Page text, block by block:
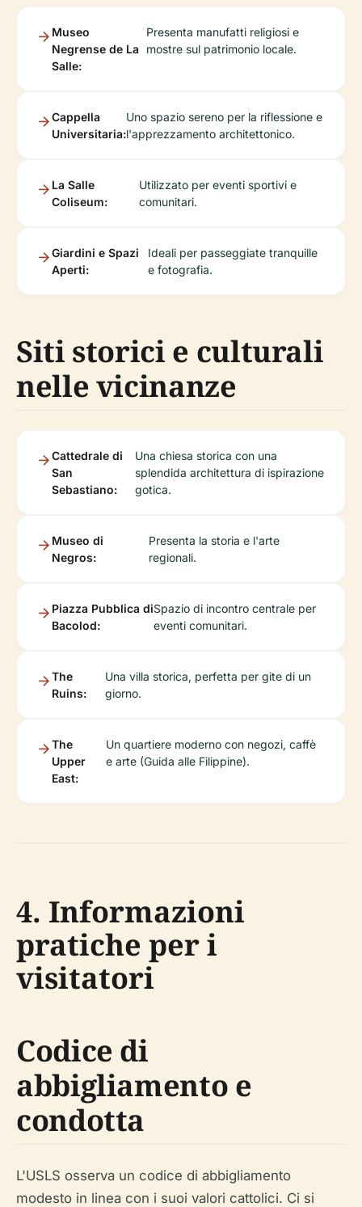
Museo
Negrense de La
Salle:
Presenta manufatti religiosi e
mostre sul patrimonio locale.
Cappella
Universitaria:
Uno spazio sereno per la riflessione e
l'apprezzamento architettonico.
La Salle
Coliseum:
Utilizzato per eventi sportivi e
comunitari.
Giardini e Spazi
Aperti:
Ideali per passeggiate tranquille
e fotografia.
Siti storici e culturali
nelle vicinanze
Cattedrale di
San
Sebastiano:
Una chiesa storica con una
splendida architettura di ispirazione
gotica.
Museo di
Negros:
Presenta la storia e l'arte
regionali.
Piazza Pubblica di
Bacolod:
Spazio di incontro centrale per
eventi comunitari.
The
Ruins:
Una villa storica, perfetta per gite di un
giorno.
The
Upper
East:
Un quartiere moderno con negozi, caffè
e arte (Guida alle Filippine).
4. Informazioni
pratiche per i
visitatori
Codice di
abbigliamento e
condotta
L'USLS osserva un codice di abbigliamento
modesto in linea con i suoi valori cattolici. Ci si